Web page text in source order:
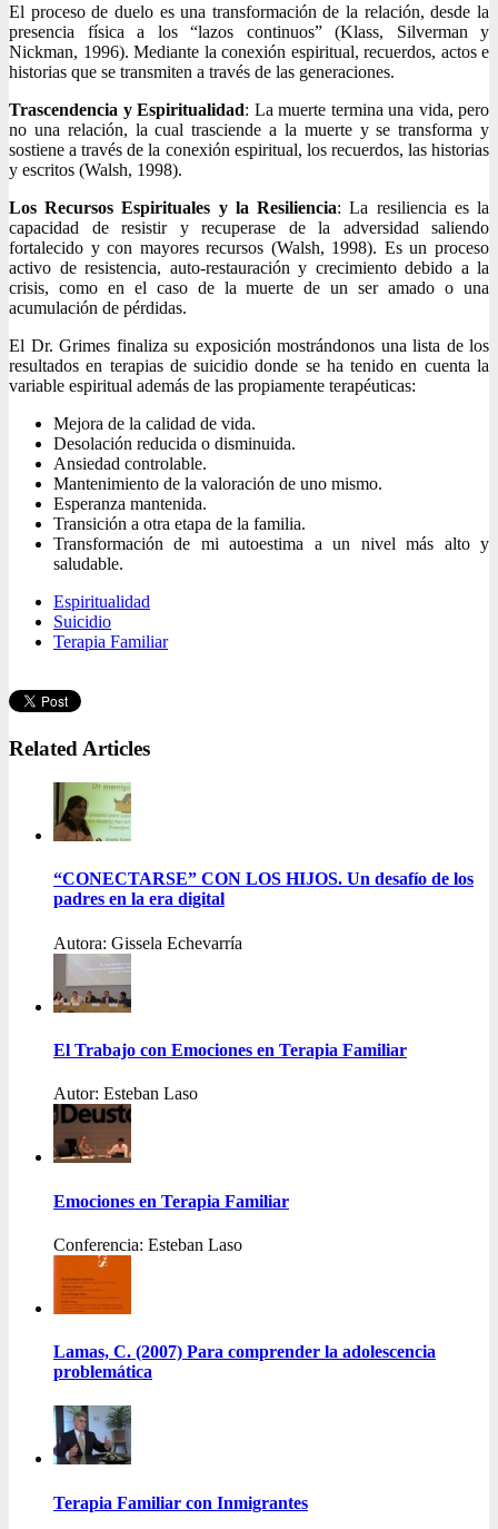
El proceso de duelo es una transformación de la relación, desde la
presencia física a los “lazos continuos” (Klass, Silverman y
Nickman, 1996). Mediante la conexión espiritual, recuerdos, actos e
historias que se transmiten a través de las generaciones.
Trascendencia y Espiritualidad: La muerte termina una vida, pero
no una relación, la cual trasciende a la muerte y se transforma y
sostiene a través de la conexión espiritual, los recuerdos, las historias
y escritos (Walsh, 1998).
Los Recursos Espirituales y la Resiliencia: La resiliencia es la
capacidad de resistir y recuperase de la adversidad saliendo
fortalecido y con mayores recursos (Walsh, 1998). Es un proceso
activo de resistencia, auto-restauración y crecimiento debido a la
crisis, como en el caso de la muerte de un ser amado o una
acumulación de pérdidas.
El Dr. Grimes finaliza su exposición mostrándonos una lista de los
resultados en terapias de suicidio donde se ha tenido en cuenta la
variable espiritual además de las propiamente terapéuticas:
Mejora de la calidad de vida.
Desolación reducida o disminuida.
Ansiedad controlable.
Mantenimiento de la valoración de uno mismo.
Esperanza mantenida.
Transición a otra etapa de la familia.
Transformación de mi autoestima a un nivel más alto y
saludable.
Espiritualidad
Suicidio
Terapia Familiar
Related Articles
“CONECTARSE” CON LOS HIJOS. Un desafío de los
padres en la era digital
Autora: Gissela Echevarría
El Trabajo con Emociones en Terapia Familiar
Autor: Esteban Laso
Emociones en Terapia Familiar
Conferencia: Esteban Laso
Lamas, C. (2007) Para comprender la adolescencia
problemática
Terapia Familiar con Inmigrantes